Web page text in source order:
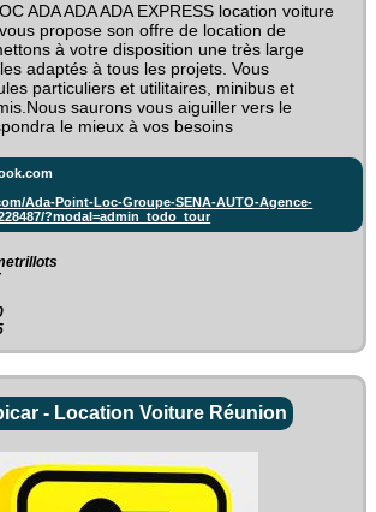
ADA ADA ADA EXPRESS location voiture
propose son offre de location de
à votre disposition une très large
adaptés à tous les projets. Vous
particuliers et utilitaires, minibus et
saurons vous aiguiller vers le
le mieux à vos besoins
Ada-Point-Loc-Groupe-SENA-AUTO-Agence-
?modal=admin_todo_tour
- Location Voiture Réunion